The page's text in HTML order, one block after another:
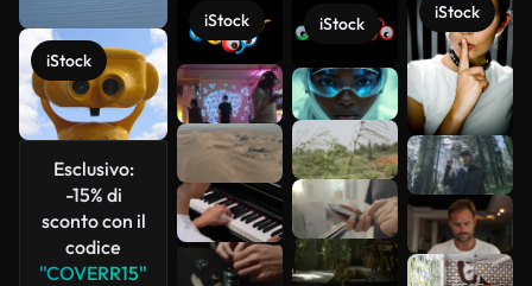
iStock
Esclusivo:
-15% di
sconto con il
codice
"COVERR15"
iStock iStock
iStock
Scopri di
più